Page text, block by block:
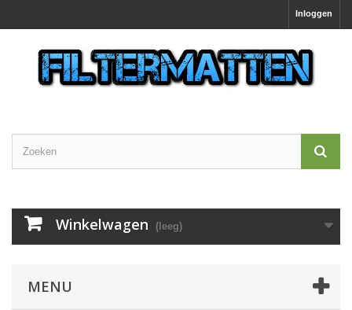
Inloggen
Winkelwagen (leeg)
MENU